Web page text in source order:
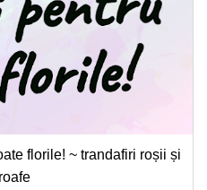
florile! ~ trandafiri roșii și